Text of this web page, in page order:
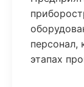
персонал,
этапах